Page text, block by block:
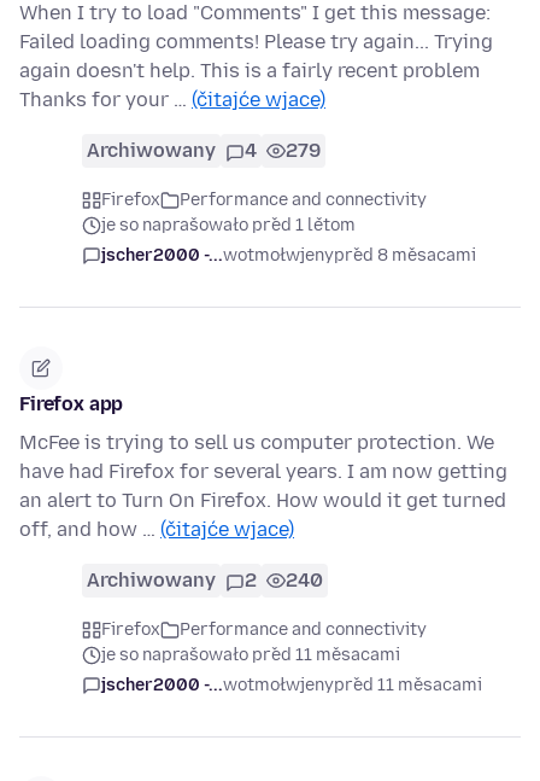
When I try to load "Comments" I get this message:
Failed loading comments! Please try again... Trying
again doesn't help. This is a fairly recent problem
Thanks for your … (čitajće wjace)
Archiwowany 4 279
Firefox
Performance and connectivity
je so naprašowało před 1 lětom
jscher2000 -...wotmołwjenypřed 8 měsacami
Firefox app
McFee is trying to sell us computer protection. We
have had Firefox for several years. I am now getting
an alert to Turn On Firefox. How would it get turned
off, and how … (čitajće wjace)
Archiwowany 2 240
Firefox
Performance and connectivity
je so naprašowało před 11 měsacami
jscher2000 -...wotmołwjenypřed 11 měsacami